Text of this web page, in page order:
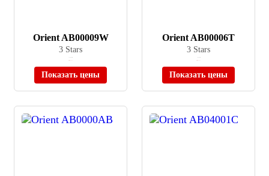
Orient AB00009W
3 Stars
Показать цены
Orient AB00006T
3 Stars
Показать цены